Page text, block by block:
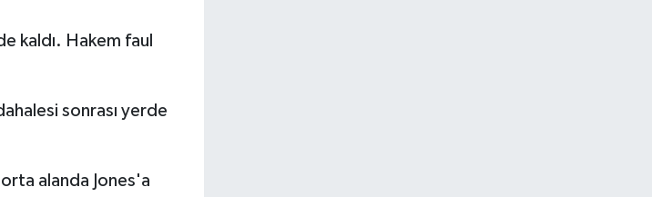
kaldı. Hakem faul
sonrası yerde
orta alanda Jones'a